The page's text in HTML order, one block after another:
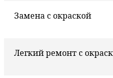
Замена с окраской
Легкий ремонт с